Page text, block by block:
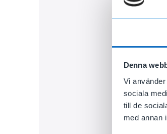
Denna
Vi
sociala
till de
med annan